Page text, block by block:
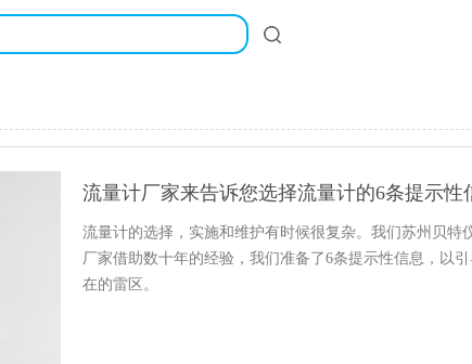
流量计的选择，实施和维护有时候很复杂。我们苏州贝特
厂家借助数十年的经验，我们准备了6条提示性信息，以
在的雷区。